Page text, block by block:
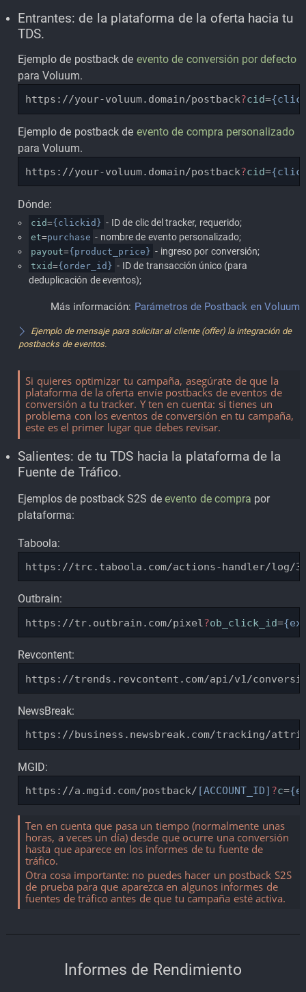
Entrantes: de la plataforma de la oferta hacia tu
TDS.
Ejemplo de postback de evento de conversión por defecto
para Voluum.
https://your-voluum.domain/postback?cid=
Ejemplo de postback de evento de compra personalizado
para Voluum.
https://your-voluum.domain/postback?cid=
Dónde:
cid={clickid} - ID de clic del tracker, requerido;
et=purchase - nombre de evento personalizado;
payout={product_price} - ingreso por conversión;
txid={order_id} - ID de transacción único (para
deduplicación de eventos);
Más información: Parámetros de Postback en Voluum
Ejemplo de mensaje para solicitar al cliente (offer) la integración de
postbacks de eventos.
Si quieres optimizar tu campaña, asegúrate de que la
plataforma de la oferta envíe postbacks de eventos de
conversión a tu tracker. Y ten en cuenta: si tienes un
problema con los eventos de conversión en tu campaña,
este es el primer lugar que debes revisar.
Salientes: de tu TDS hacia la plataforma de la
Fuente de Tráfico.
Ejemplos de postback S2S deevento de compra por
plataforma:
Taboola:
https://trc.taboola.com/actions-handler/log/
Outbrain:
https://tr.outbrain.com/pixel ?ob_click_id=
Revcontent:
https://trends.revcontent.com/api/v1/
NewsBreak:
https://business.newsbreak.com/tracking/
MGID:
https://a.mgid.com/postback/ [ACCOUNT_ID] ?c=
Ten en cuenta que pasa un tiempo (normalmente unas
horas, a veces un día) desde que ocurre una conversión
hasta que aparece en los informes de tu fuente de
tráfico.
Otra cosa importante: no puedes hacer un postback S2S
de prueba para que aparezca en algunos informes de
fuentes de tráfico antes de que tu campaña esté activa.
Informes de Rendimiento